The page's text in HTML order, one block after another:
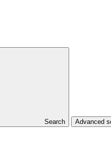
Search Advanced